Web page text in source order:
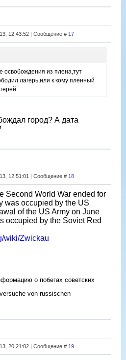
12:43:52 | Сообщение # 17
освобождения из плена,тут
лагерь,или к кому пленный
город? А дата
12:51:01 | Сообщение # 18
Second World War ended for
was occupied by the US
of the US Army on June
occupied by the Soviet Red
wiki/Zwickau
о побегах советских
von russischen
20:21:02 | Сообщение # 19